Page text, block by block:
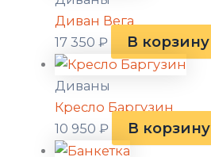
Диван Вега
17 350₽ В корзину
Диваны
Кресло Баргузин
10 950₽ В корзину